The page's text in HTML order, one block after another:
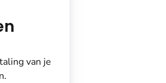
van je